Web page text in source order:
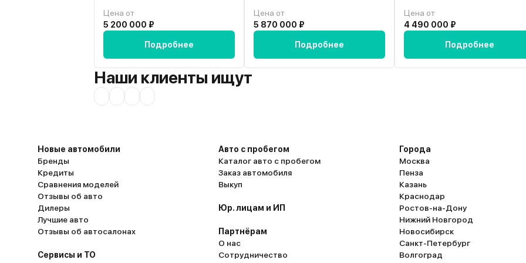
автомобиля. Данная модель не семейная, очень
быстро разгоняется до 100 км (за 7 секунд)
потребление на уровне какого-то ровера (15 л. по
городу и 9-10 – трасса). Зато солидно и со вкусом.
Собственно, именно то, что так любят молодые.
Багажник комфортабельный, места для того, чтобы
съездить на природу хватает. Шумоизоляция на
уровне, слышно только как мотор ревет, если резко
разгоняться. Окружающей среды вообще не
Цена от
5 200 000 ₽
Подробнее
Цена от
5 870 000 ₽
Подробнее
Цена от
4 490 000 ₽
Подробнее
Наши клиенты ищут
Новые автомобили
Бренды
Кредиты
Сравнения моделей
Отзывы об авто
Дилеры
Лучшие авто
Отзывы об автосалонах
Сервисы и ТО
Авто с пробегом
Каталог авто с пробегом
Заказ автомобиля
Выкуп
Юр. лицам и ИП
Партнёрам
О нас
Сотрудничество
Города
Москва
Пенза
Казань
Краснодар
Ростов-на-Дону
Нижний Новгород
Новосибирск
Санкт-Петербург
Волгоград